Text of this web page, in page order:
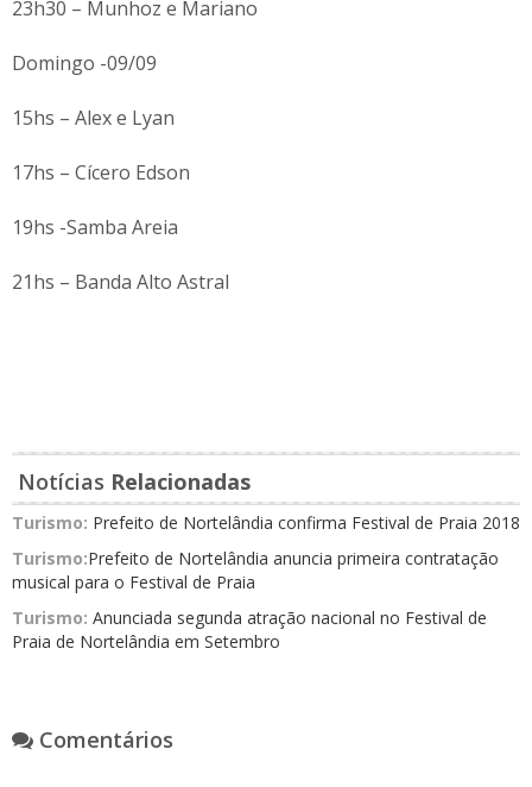
23h30 – Munhoz e Mariano
Domingo -09/09
15hs – Alex e Lyan
17hs – Cícero Edson
19hs -Samba Areia
21hs – Banda Alto Astral
Notícias Relacionadas
Turismo: Prefeito de Nortelândia confirma Festival de Praia 2018
Turismo:​Prefeito de Nortelândia anuncia primeira contratação
musical para o Festival de Praia
Turismo: Anunciada segunda atração nacional no Festival de
Praia de Nortelândia em Setembro
Comentários